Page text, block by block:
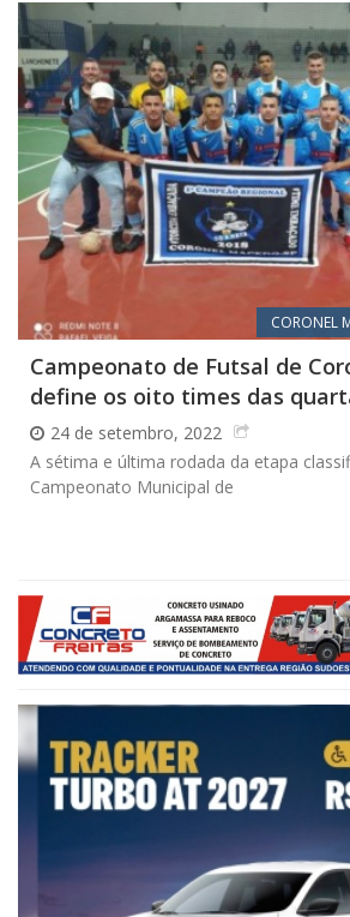
CORONEL
Campeonato de Futsal de
define os oito times das
24 de setembro, 2022
A sétima e última rodada da etapa
Campeonato Municipal de